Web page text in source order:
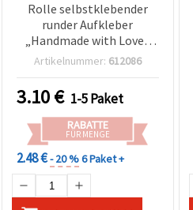
Rolle selbstklebender
runder Aufkleber
„Handmade with Love“
zur Dekoration, 2,5 cm –
Artikelnummer: 612086
3.10€ 1-5 Paket
RABATTE
FÜR MENGE
2.48 €- 20 %6 Paket +